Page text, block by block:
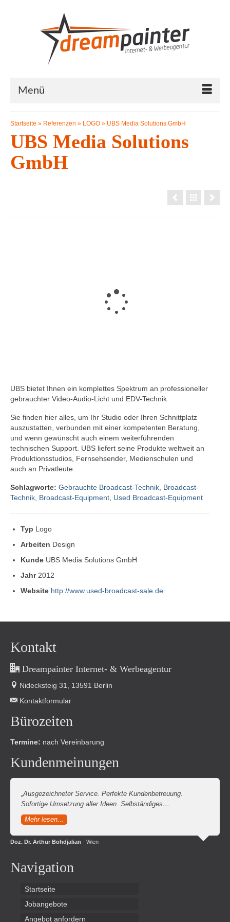
Menü
Startseite » Referenzen » LOGO » UBS Media Solutions GmbH
UBS Media Solutions
GmbH
UBS bietet Ihnen ein komplettes Spektrum an professioneller
gebrauchter Video-Audio-Licht und EDV-Technik.
Sie finden hier alles, um Ihr Studio oder Ihren Schnittplatz
auszustatten, verbunden mit einer kompetenten Beratung,
und wenn gewünscht auch einem weiterführenden
technischen Support. UBS liefert seine Produkte weltweit an
Produktionsstudios, Fernsehsender, Medienschulen und
auch an Privatleute.
Schlagworte: Gebrauchte Broadcast-Technik Broadcast-
Technik Broadcast-Equipment Used Broadcast-Equipment
Typ Logo
Arbeiten Design
Kunde UBS Media Solutions GmbH
Jahr2012
Website http://www.used-broadcast-sale.de
Kontakt
Dreampainter Internet- & Werbeagentur
Nidecksteig 31, 13591 Berlin
Kontaktformular
Bürozeiten
Termine: nach Vereinbarung
Kundenmeinungen
„Ausgezeichneter Service. Perfekte Kundenbetreuung.
Sofortige Umsetzung aller Ideen. Selbständiges…
Mehr lesen...
Doz. Dr. Arthur Bohdjalian - Wien
Navigation
Startseite
Jobangebote
Angebot anfordern